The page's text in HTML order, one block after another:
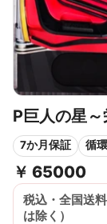
P巨人の星
7か月保証 循
￥ 65000
税込・全国送
は除く）